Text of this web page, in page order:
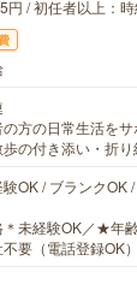
円 / 初任者以上：
の方の日常生活を
歩の付き添い・折
OK / ブランクOK
＊未経験OK／★年
不要（電話登録